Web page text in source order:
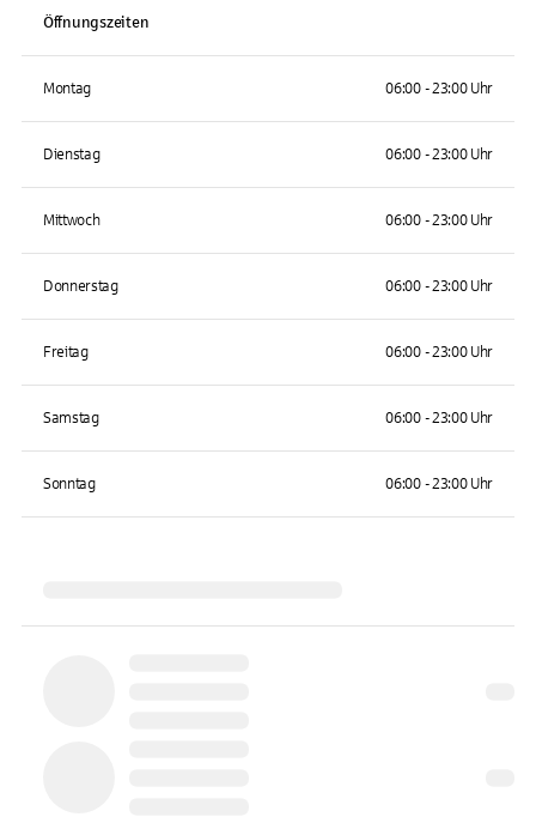
Öffnungszeiten
Montag 06:00 - 23:00 Uhr
Dienstag 06:00 - 23:00 Uhr
Mittwoch 06:00 - 23:00 Uhr
Donnerstag 06:00 - 23:00 Uhr
Freitag 06:00 - 23:00 Uhr
Samstag 06:00 - 23:00 Uhr
Sonntag 06:00 - 23:00 Uhr